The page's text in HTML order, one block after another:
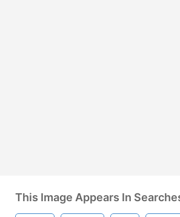
This Image Appears In